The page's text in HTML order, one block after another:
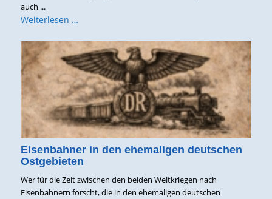
auch ...
Weiterlesen …
Eisenbahner in den ehemaligen deutschen
Ostgebieten
Wer für die Zeit zwischen den beiden Weltkriegen nach
Eisenbahnern forscht, die in den ehemaligen deutschen